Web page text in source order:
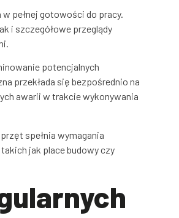
pełnej gotowości do pracy.
i szczegółowe przeglądy
potencjalnych
przekłada się bezpośrednio na
awarii w trakcie wykonywania
spełnia wymagania
jak place budowy czy